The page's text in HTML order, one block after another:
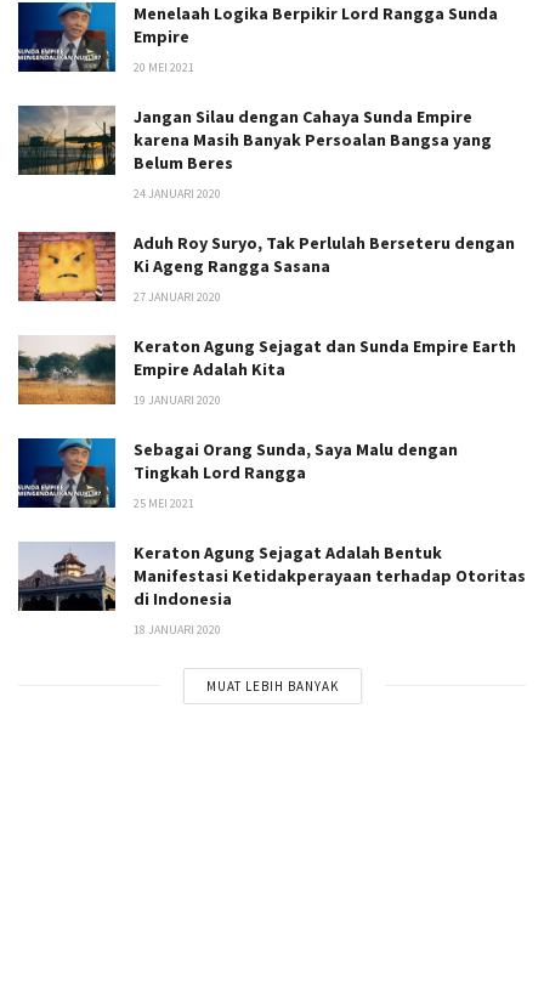
Menelaah Logika Berpikir Lord Rangga Sunda
Empire
20 MEI 2021
Jangan Silau dengan Cahaya Sunda Empire
karena Masih Banyak Persoalan Bangsa yang
Belum Beres
24 JANUARI 2020
Aduh Roy Suryo, Tak Perlulah Berseteru dengan
Ki Ageng Rangga Sasana
27 JANUARI 2020
Keraton Agung Sejagat dan Sunda Empire Earth
Empire Adalah Kita
19 JANUARI 2020
Sebagai Orang Sunda, Saya Malu dengan
Tingkah Lord Rangga
25 MEI 2021
Keraton Agung Sejagat Adalah Bentuk
Manifestasi Ketidakperayaan terhadap Otoritas
di Indonesia
18 JANUARI 2020
MUAT LEBIH BANYAK